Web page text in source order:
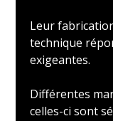
Leur
technique
exigeantes.
Différentes
celles-ci sont